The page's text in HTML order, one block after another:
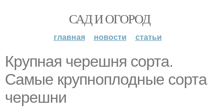
САД И ОГОРОД
главная новости статьи
Крупная черешня сорта.
Самые крупноплодные сорта
черешни